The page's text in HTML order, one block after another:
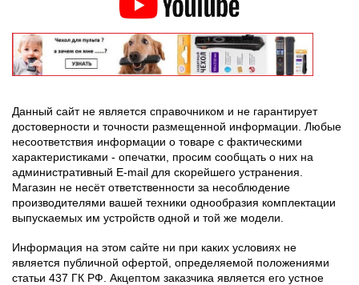
Данный сайт не является справочником и не гарантирует
достоверности и точности размещенной информации. Любые
несоответствия информации о товаре с фактическими
характеристиками - опечатки, просим сообщать о них на
административный E-mail для скорейшего устранения.
Магазин не несёт ответственности за несоблюдение
производителями вашей техники однообразия комплектации
выпускаемых им устройств одной и той же модели.
Информация на этом сайте ни при каких условиях не
является публичной офертой, определяемой положениями
статьи 437 ГК РФ. Акцептом заказчика является его устное